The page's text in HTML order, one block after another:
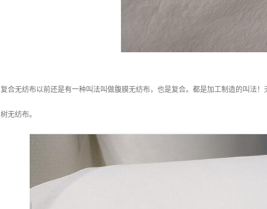
复合无纺布以前还是有一种叫法叫做腹膜无纺布，也是复合。都是加工制造的叫法
树无纺布。